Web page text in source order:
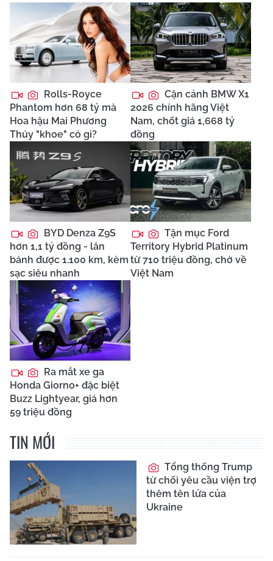
Rolls-Royce
Phantom hơn 68 tỷ mà
Hoa hậu Mai Phương
Thúy "khoe" có gì?
Cận cảnh BMW X1
2026 chính hãng Việt
Nam, chốt giá 1,668 tỷ
đồng
BYD Denza Z9S
hơn 1,1 tỷ đồng - lăn
bánh được 1.100 km, kèm
sạc siêu nhanh
Tận mục Ford
Territory Hybrid Platinum
từ 710 triệu đồng, chờ về
Việt Nam
Ra mắt xe ga
Honda Giorno+ đặc biệt
Buzz Lightyear, giá hơn
59 triệu đồng
TIN MỚI
Tổng thống Trump
từ chối yêu cầu viện trợ
thêm tên lửa của
Ukraine